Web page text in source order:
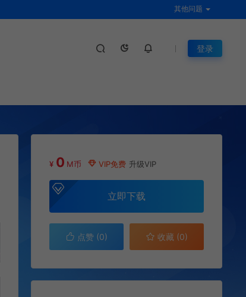
其他问题
登录
¥ 0 M币 VIP免费 升级VIP
立即下载
点赞 (0) 收藏 (0)